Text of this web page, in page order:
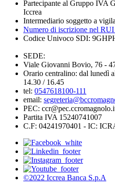
Partecipante al Gruppo IVA
Iccrea
Intermediario soggetto a
Numero di iscrizione nel
Codice Univoco SDI:
SEDE:
Viale Giovanni Bovio, 76 -
Orario centralino: dal lunedì
14.30 / 16.45
tel: 0547618100-111
email:
PEC:
Partita IVA 15240741007
C.F: 04241970401 - IC:
©2022 Iccrea Banca S.p.A